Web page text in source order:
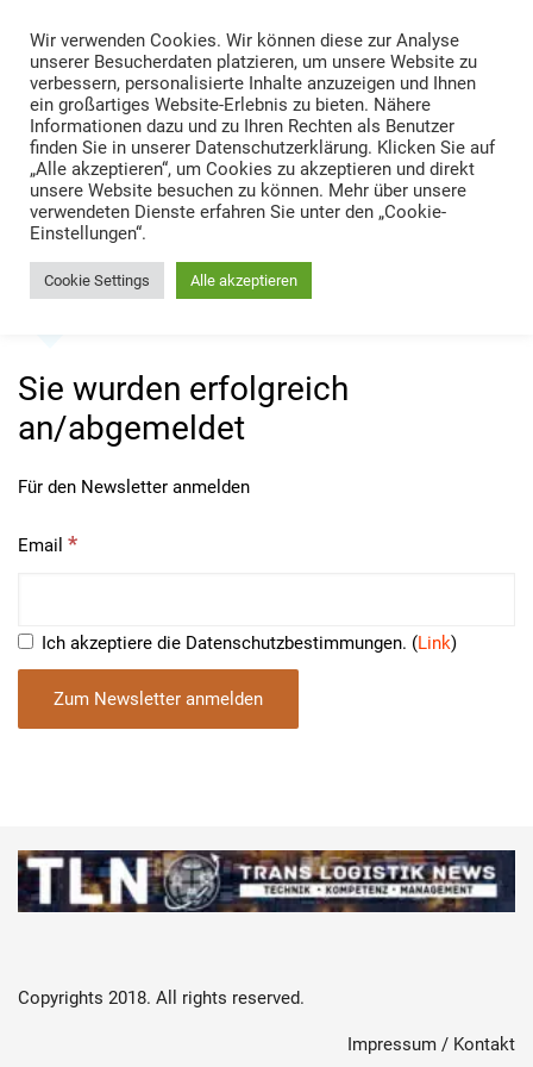
content
TRANS LOGISTIK NEWS
Technik • Kompetenz • Management
Sie wurden erfolgreich
an/abgemeldet
Für den Newsletter anmelden
Email *
Ich akzeptiere die Datenschutzbestimmungen. (Link)
Copyrights 2018. All rights reserved.
Impressum / Kontakt
Wir verwenden Cookies. Wir können diese zur Analyse
unserer Besucherdaten platzieren, um unsere Website zu
verbessern, personalisierte Inhalte anzuzeigen und Ihnen
ein großartiges Website-Erlebnis zu bieten. Nähere
Informationen dazu und zu Ihren Rechten als Benutzer
finden Sie in unserer Datenschutzerklärung. Klicken Sie auf
„Alle akzeptieren“, um Cookies zu akzeptieren und direkt
unsere Website besuchen zu können. Mehr über unsere
verwendeten Dienste erfahren Sie unter den „Cookie-
Einstellungen“.
Cookie Settings Alle akzeptieren